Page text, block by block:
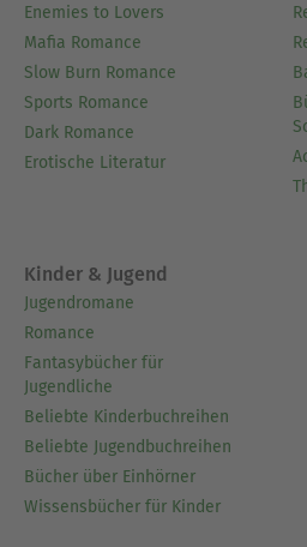
Enemies to Lovers
Mafia Romance
Slow Burn Romance
Sports Romance
Dark Romance
Erotische Literatur
Kinder & Jugend
Jugendromane
Romance
Fantasybücher für
Jugendliche
Beliebte Kinderbuchreihen
Beliebte Jugendbuchreihen
Bücher über Einhörner
Wissensbücher für Kinder